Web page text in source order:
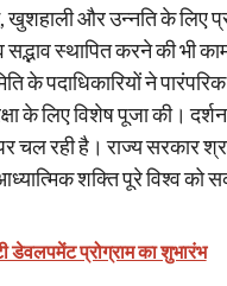
और उन्नति के लिए
स्थापित करने की भी
के पदाधिकारियों ने
लिए विशेष पूजा की। दर्शन
पर चल रही है। राज्य सरकार
शक्ति पूरे विश्व को
डेवलपमेंट प्रोग्राम का शुभारंभ